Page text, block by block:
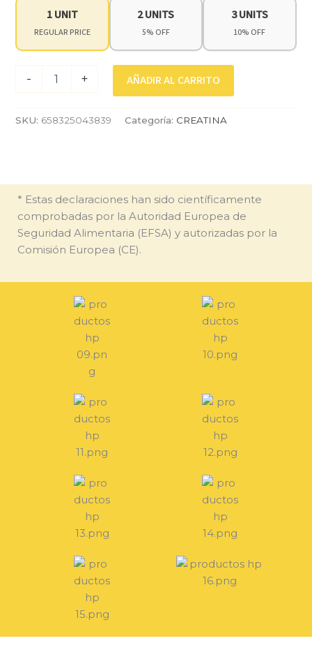
1 UNIT
REGULAR PRICE
2 UNITS
5% OFF
3 UNITS
10% OFF
- + AÑADIR AL CARRITO
SKU: 658325043839 Categoría: CREATINA
* Estas declaraciones han sido científicamente
comprobadas por la Autoridad Europea de
Seguridad Alimentaria (EFSA) y autorizadas por la
Comisión Europea (CE).